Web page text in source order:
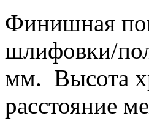
Финишная
шлифовки/
мм. Высота
расстояние